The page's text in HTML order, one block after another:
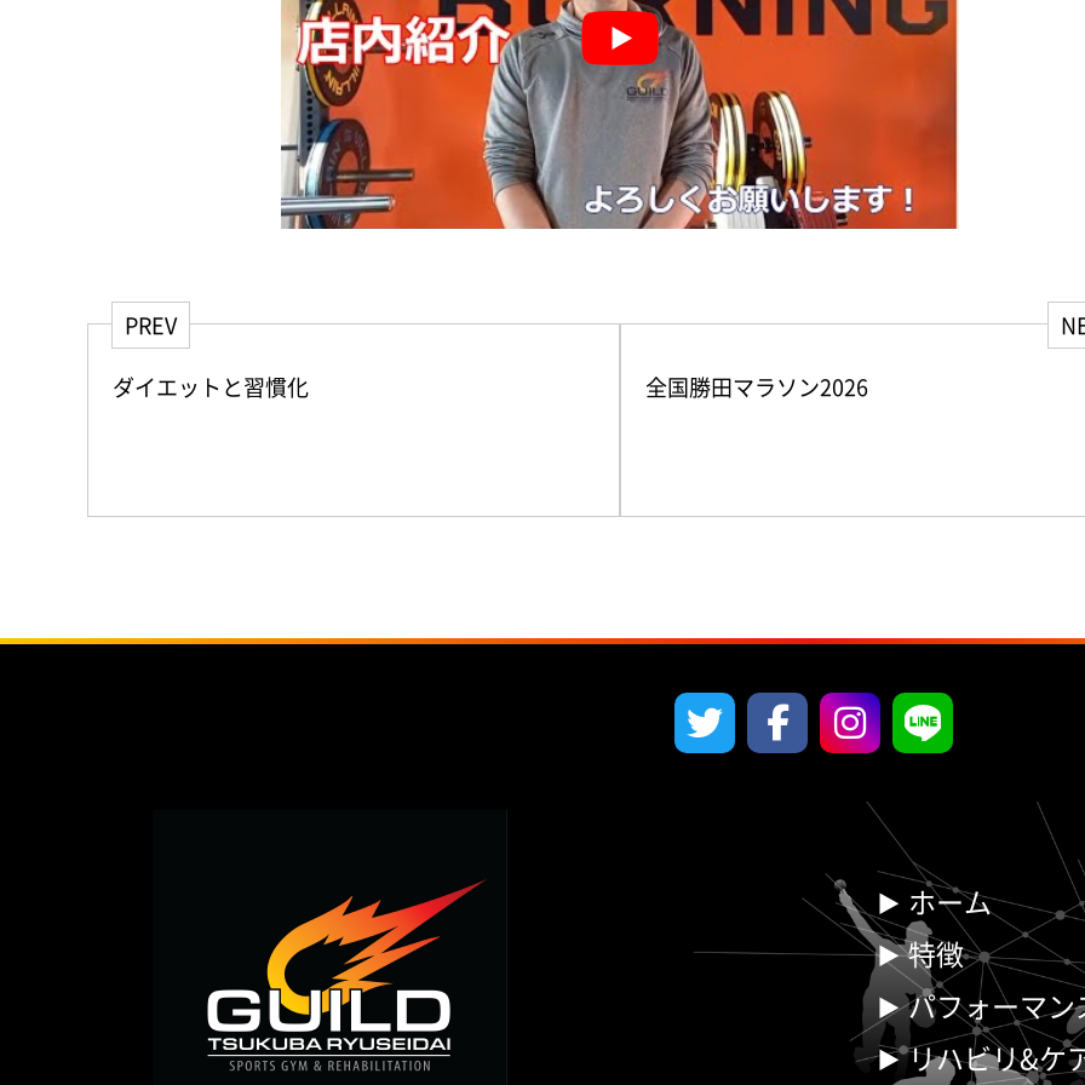
PREV
ダイエットと習慣化
全国勝田マラソン2026
ホーム
特徴
パフォーマン
リハビリ&ケ